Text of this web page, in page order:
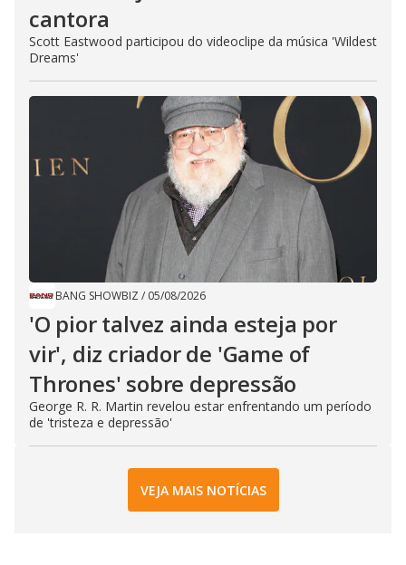
cantora
Scott Eastwood participou do videoclipe da música 'Wildest
Dreams'
BANG SHOWBIZ / 05/08/2026
'O pior talvez ainda esteja por
vir', diz criador de 'Game of
Thrones' sobre depressão
George R. R. Martin revelou estar enfrentando um período
de 'tristeza e depressão'
VEJA MAIS NOTÍCIAS